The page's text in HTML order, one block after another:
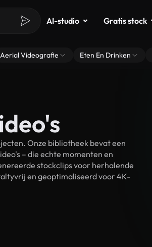
AI-studio Gratis stock
Aerial Videografie Eten En Drinken
Onze bibliotheek bevat een
– die echte momenten en
stockclips voor herhalende
en geoptimaliseerd voor 4K-